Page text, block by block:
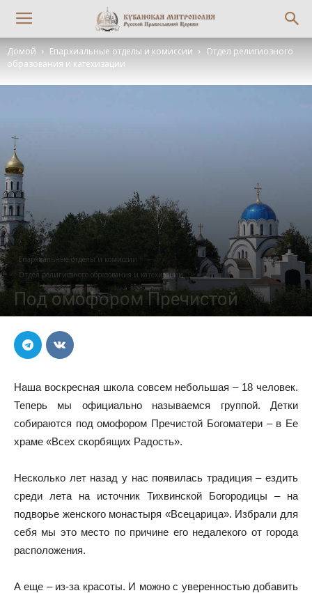
Домой Епархиальные отделы и комиссии
Отдел религиозного
образования и катехизации
Епархиальные отделы и комиссии
Отдел религиозного образования и катехизации
Под омофором Пречистой
Наша воскресная школа совсем небольшая – 18 человек.
Теперь мы официально называемся группой. Детки
собираются под омофором Пречистой Богоматери – в Ее
храме «Всех скорбящих Радость».
Несколько лет назад у нас появилась традиция – ездить
среди лета на источник Тихвинской Богородицы – на
подворье женского монастыря «Всецарица». Избрали для
себя мы это место по причине его недалекого от города
расположения.
А еще – из-за красоты. И можно с уверенностью добавить